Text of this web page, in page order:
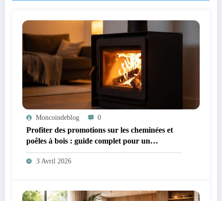
Moncoindeblog 0
Profiter des promotions sur les cheminées et
poêles à bois : guide complet pour un
chauffage économique et écologique
3 Avril 2026